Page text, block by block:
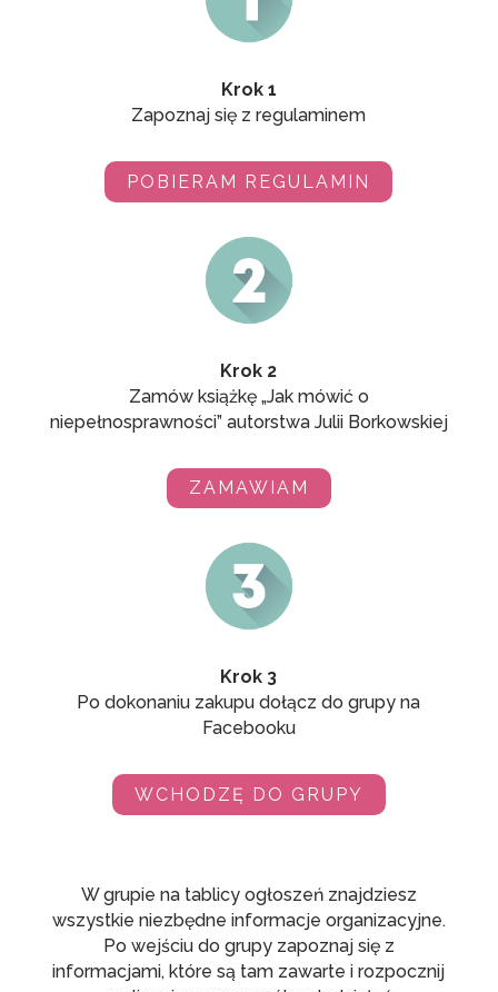
Krok 1
Zapoznaj się z regulaminem
POBIERAM REGULAMIN
Krok 2
Zamów książkę „Jak mówić o
niepełnosprawności” autorstwa Julii Borkowskiej
ZAMAWIAM
Krok 3
Po dokonaniu zakupu dołącz do grupy na
Facebooku
WCHODZĘ DO GRUPY
W grupie na tablicy ogłoszeń znajdziesz
wszystkie niezbędne informacje organizacyjne.
Po wejściu do grupy zapoznaj się z
informacjami, które są tam zawarte i rozpocznij